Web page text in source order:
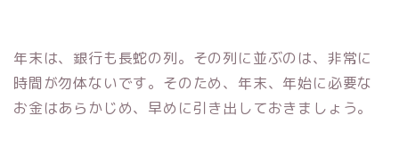
年末は、銀行も長蛇の列。その列に並ぶのは、非常に
時間が勿体ないです。そのため、年末、年始に必要な
お金はあらかじめ、早めに引き出しておきましょう。